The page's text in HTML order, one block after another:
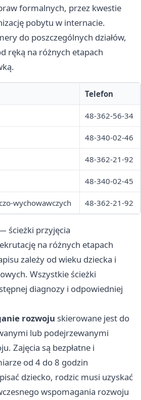
formalnych, przez kwestie
pobytu w internacie.
do poszczególnych działów,
ręką na różnych etapach
Telefon
48-362-56-34
48-340-02-46
48-362-21-92
48-340-02-45
wychowawczych 48-362-21-92
ścieżki przyjęcia
na różnych etapach
zależy od wieku dziecka i
Wszystkie ścieżki
diagnozy i odpowiedniej
rozwoju skierowane jest do
lub podejrzewanymi
Zajęcia są bezpłatne i
od 4 do 8 godzin
dziecko, rodzic musi uzyskać
wspomagania rozwoju